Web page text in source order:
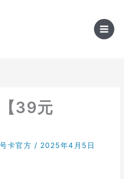
39元
卡官方 / 2025年4月5日